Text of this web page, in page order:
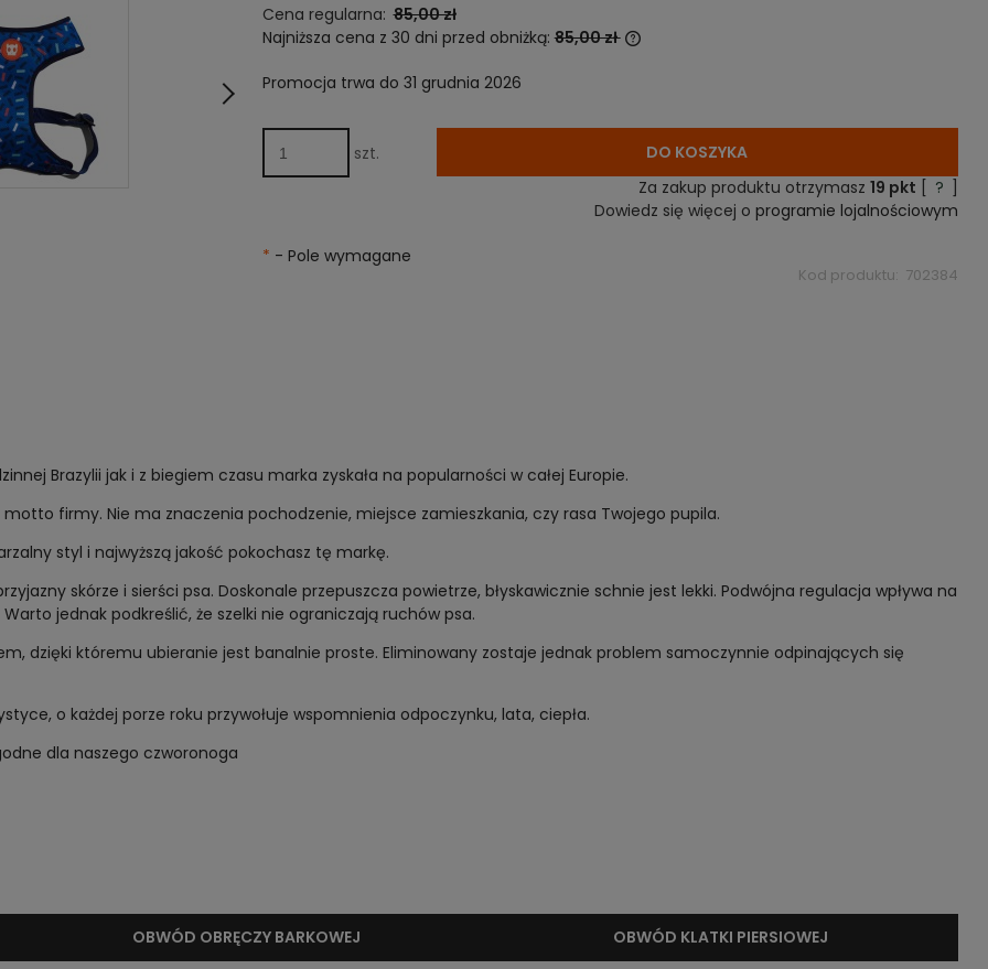
Cena regularna: 85,00 zł
Najniższa cena z 30 dni przed obniżką:85,00 zł
Jeżeli produkt jest sprzedawany krócej
cena od momentu, kiedy produkt
pojawił się w sprzedaży.
Promocja trwa do 31 grudnia 2026
szt.
DO KOSZYKA
Za zakup produktu otrzymasz19 pkt ?
Dowiedz się więcej oprogramie lojalnościowym
* - Pole wymagane
Kod produktu: 702384
Brazylii jak i z biegiem czasu marka zyskała na popularności w całej Europie.
firmy. Nie ma znaczenia pochodzenie, miejsce zamieszkania, czy rasa Twojego pupila.
styl i najwyższą jakość pokochasz tę markę.
skórze i sierści psa. Doskonale przepuszcza powietrze, błyskawicznie schnie jest lekki. Podwójna regulacja wpływa na
jednak podkreślić, że szelki nie ograniczają ruchów psa.
dzięki któremu ubieranie jest banalnie proste. Eliminowany zostaje jednak problem samoczynnie odpinających się
o każdej porze roku przywołuje wspomnienia odpoczynku, lata, ciepła.
dla naszego czworonoga
OBWÓD OBRĘCZY BARKOWEJ OBWÓD KLATKI PIERSIOWEJ